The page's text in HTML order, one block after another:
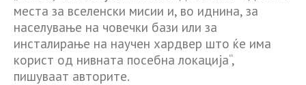
места за вселенски мисии и, во иднина, за
населување на човечки бази или за
инсталирање на научен хардвер што ќе има
корист од нивната посебна локација“,
пишуваат авторите.